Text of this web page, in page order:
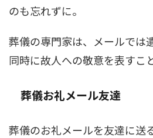
のも忘れずに。
葬儀の専門家は、メールでは
同時に故人への敬意を表すこ
葬儀お礼メール友達
葬儀のお礼メールを友達に送